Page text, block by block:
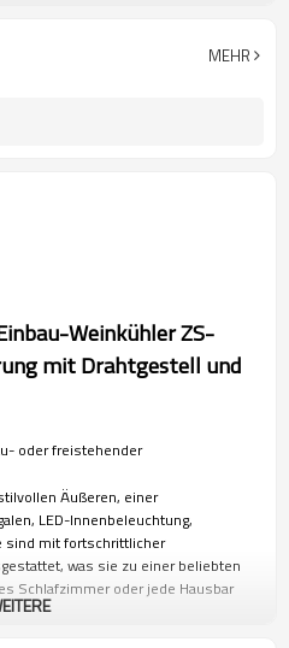
SN, N, ST
MEHR
Weinkühler ZS-
mit Drahtgestell und
oder freistehender
Äußeren, einer
LED-Innenbeleuchtung,
sind mit fortschrittlicher
was sie zu einer beliebten
Schlafzimmer oder jede Hausbar
gerecht zu werden, sind sie in